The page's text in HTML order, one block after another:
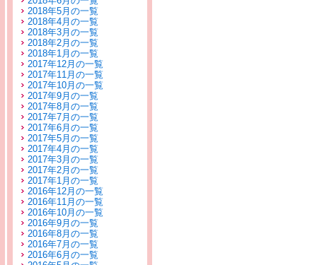
2018年5月の一覧
2018年4月の一覧
2018年3月の一覧
2018年2月の一覧
2018年1月の一覧
2017年12月の一覧
2017年11月の一覧
2017年10月の一覧
2017年9月の一覧
2017年8月の一覧
2017年7月の一覧
2017年6月の一覧
2017年5月の一覧
2017年4月の一覧
2017年3月の一覧
2017年2月の一覧
2017年1月の一覧
2016年12月の一覧
2016年11月の一覧
2016年10月の一覧
2016年9月の一覧
2016年8月の一覧
2016年7月の一覧
2016年6月の一覧